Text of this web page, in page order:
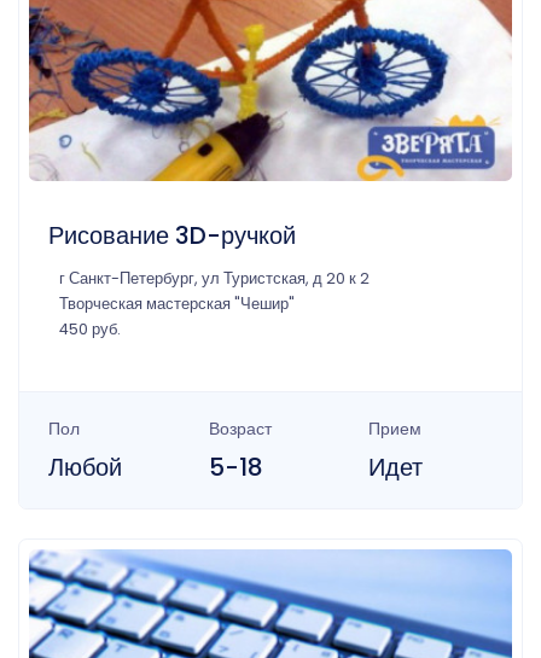
Рисование 3D-ручкой
г Санкт-Петербург, ул Туристская, д 20 к 2
Творческая мастерская "Чешир"
450 руб.
Пол
Любой
Возраст
5-18
Прием
Идет